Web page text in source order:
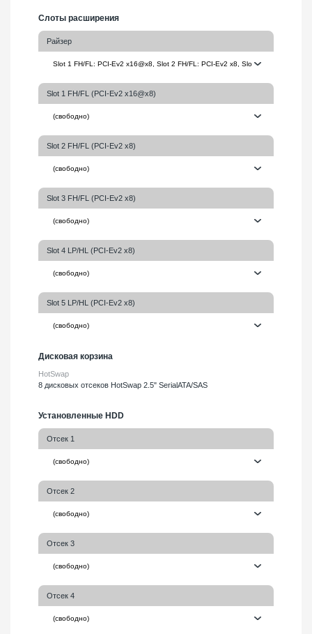
Слоты расширения
Райзер
Slot 1 FH/FL (PCI-Ev2 x16@x8)
Slot 2 FH/FL (PCI-Ev2 x8)
Slot 3 FH/FL (PCI-Ev2 x8)
Slot 4 LP/HL (PCI-Ev2 x8)
Slot 5 LP/HL (PCI-Ev2 x8)
Дисковая корзина
HotSwap
8 дисковых отсеков HotSwap 2.5" SerialATA/SAS
Установленные HDD
Отсек 1
Отсек 2
Отсек 3
Отсек 4